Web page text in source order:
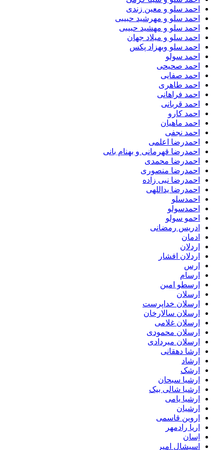
احمد سلو و معین زندی
احمد سلو و مهرشید حبیبی
احمد سلو و مهشید حبیبی
احمد سلو و میلاد جهان
احمد سلو وبهزاد پکس
احمد سولو
احمد صحیحی
احمد صفایی
احمد طاهری
احمد فراهانی
احمد قربانی
احمد کارو
احمد ماهیان
احمد نجفی
احمدرضا اعلمی
احمدرضا قهرمانی و بهنام بانی
احمدرضا محمدی
احمدرضا منصوری
احمدرضا نبی زاده
احمدرضا یداللهی
احمدسلو
احمدسولو
احمو سولو
ادریس رمضانی
ادمان
اردلان
اردلان افشار
ارس
ارسام
ارسطو امین
ارسلان
ارسلان خداپرست
ارسلان سالارخان
ارسلان غلامی
ارسلان محمودی
ارسلان میردادی
ارشا دهقانی
ارشاد
ارشک
ارشیا سبحان
ارشیا شالی بیک
ارشیا یامی
ارشیان
اروین قاسمی
اریا رادمهر
اِسان
اسپشال امیر